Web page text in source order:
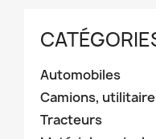
Automobiles
Camions,
Tracteurs